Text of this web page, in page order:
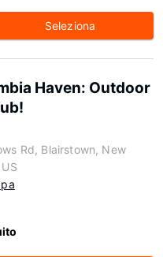
Seleziona
Haven: Outdoor
Rd, Blairstown, New